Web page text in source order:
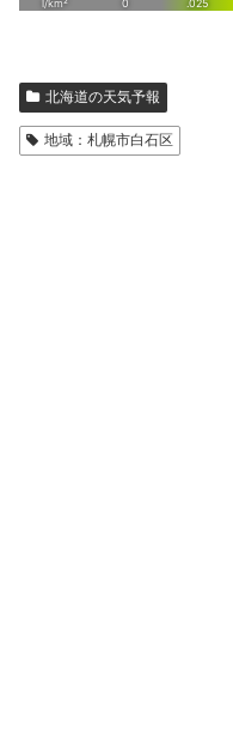
北海道の天気予報
地域：札幌市白石区